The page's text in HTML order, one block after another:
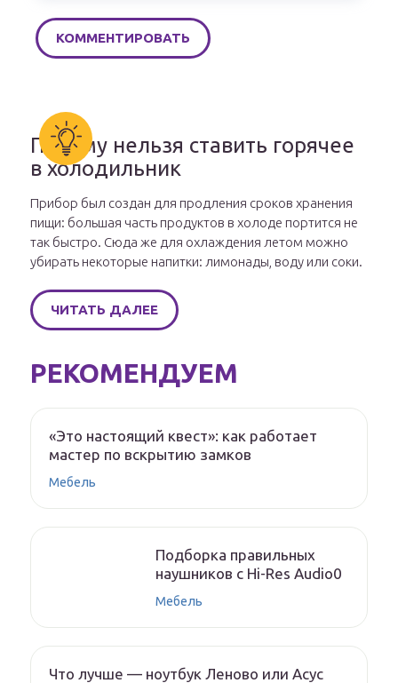
Почему нельзя ставить горячее
в холодильник
Прибор был создан для продления сроков хранения
пищи: большая часть продуктов в холоде портится не
так быстро. Сюда же для охлаждения летом можно
убирать некоторые напитки: лимонады, воду или соки.
ЧИТАТЬ ДАЛЕЕ
РЕКОМЕНДУЕМ
«Это настоящий квест»: как работает
мастер по вскрытию замков
Мебель
Подборка правильных
наушников с Hi-Res Audio0
Мебель
Что лучше — ноутбук Леново или Асус